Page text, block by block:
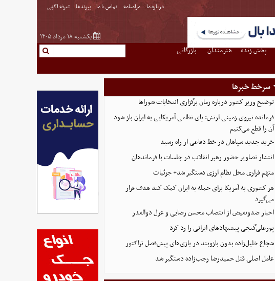
درباره ما مرامنامه تماس با ما پیوندها تعرفه اگهی
یکشنبه ۱۸ مرداد ۱۴۰۵
پخش زنده هنرمندان
بازرگانی
سرخط خبرها
توضیح وزیر کشور درباره زمان برگزاری انتخابات شوراها
فرمانده نیروی زمینی ارتش: پای نظامی آمریکایی به ایران باز شود
آن را قطع می‌کنیم
خرید جدید سپاهان در خط دفاعی از راه رسید
انتشار تصاویر حضور رهبر انقلاب در جلسات با فرماندهان
متهم فراری مخل نظام ارزی دستگیر شد+ جزئیات
هر کشوری به آمریکا برای حمله به ایران کمک کند هدف قرار
می‌گیرد
اخبار ضدونقیض از انتصاب محسن رضایی و عزل ذوالقدر
پورعلی‌گنجی پیشنهادهای ایرانی را رد کرد
شجاع خلیل‌زاده بدون بازوبند در بازی‌های پیش‌فصل تراکتور
عامل اصلی قتل حمیدرضا رجب‌زاده دستگیر شد